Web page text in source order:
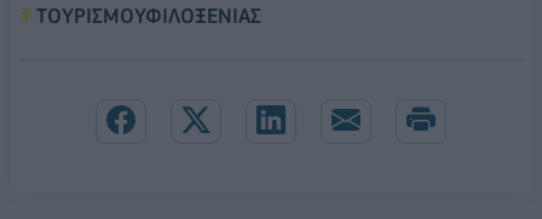
ΤΟΥΡΙΣΜΟΥΦΙΛΟΞΕΝΙΑΣ